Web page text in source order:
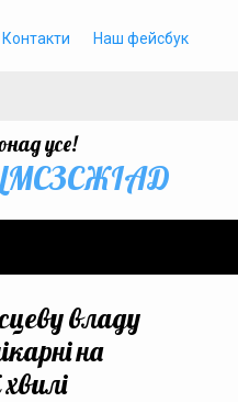
Контакти Наш фейсбук
усе!
владу
на